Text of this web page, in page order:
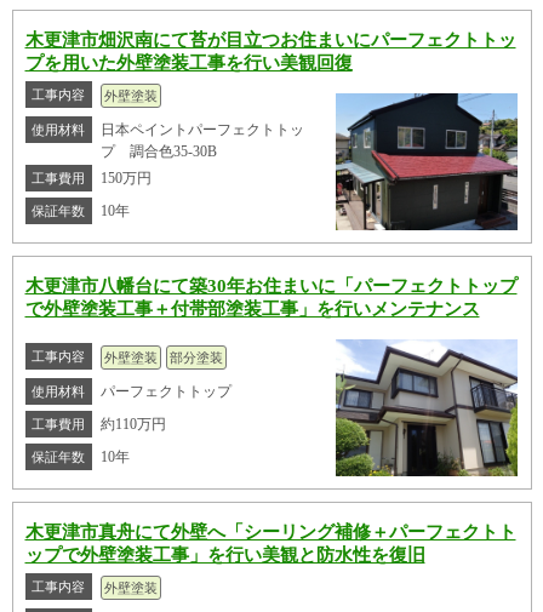
木更津市畑沢南にて苔が目立つお住まいにパーフェクトトッ
プを用いた外壁塗装工事を行い美観回復
工事内容 外壁塗装
使用材料
日本ペイントパーフェクトトッ
プ 調合色35-30B
工事費用 150万円
保証年数 10年
木更津市八幡台にて築30年お住まいに「パーフェクトトップ
で外壁塗装工事＋付帯部塗装工事」を行いメンテナンス
工事内容 外壁塗装 部分塗装
使用材料 パーフェクトトップ
工事費用 約110万円
保証年数 10年
木更津市真舟にて外壁へ「シーリング補修＋パーフェクトト
ップで外壁塗装工事」を行い美観と防水性を復旧
工事内容 外壁塗装